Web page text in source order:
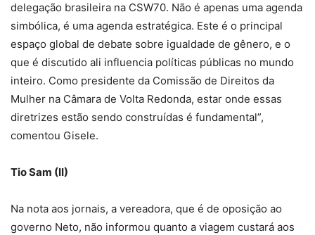
delegação brasileira na CSW70. Não é apenas uma agenda
simbólica, é uma agenda estratégica. Este é o principal
espaço global de debate sobre igualdade de gênero, e o
que é discutido ali influencia políticas públicas no mundo
inteiro. Como presidente da Comissão de Direitos da
Mulher na Câmara de Volta Redonda, estar onde essas
diretrizes estão sendo construídas é fundamental”,
comentou Gisele.
Tio Sam (II)
Na nota aos jornais, a vereadora, que é de oposição ao
governo Neto, não informou quanto a viagem custará aos